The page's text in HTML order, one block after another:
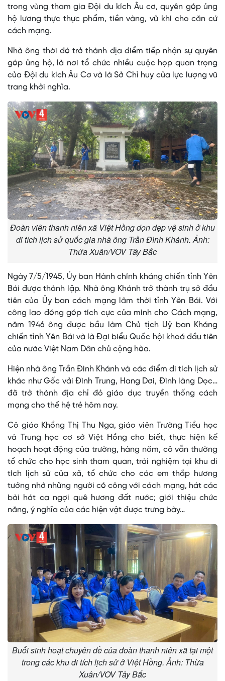
trong vùng tham gia Đội du kích Âu cơ, quyên góp ủng
hộ lương thực thực phẩm, tiền vàng, vũ khí cho căn cứ
cách mạng.
Nhà ông thời đó trở thành địa điểm tiếp nhận sự quyên
góp ủng hộ, là nơi tổ chức nhiều cuộc họp quan trọng
của Đội du kích Âu Cơ và là Sở Chỉ huy của lực lượng vũ
trang khởi nghĩa.
Đoàn viên thanh niên xã Việt Hồng dọn dẹp vệ sinh ở khu
di tích lịch sử quốc gia nhà ông Trần Đình Khánh. Ảnh:
Thừa Xuân/VOV Tây Bắc
Ngày 7/5/1945, Ủy ban Hành chính kháng chiến tỉnh Yên
Bái được thành lập. Nhà ông Khánh trở thành trụ sở đầu
tiên của Ủy ban cách mạng lâm thời tỉnh Yên Bái. Với
công lao đóng góp tích cực của mình cho Cách mạng,
năm 1946 ông được bầu làm Chủ tịch Uỷ ban Kháng
chiến tỉnh Yên Bái và là Đại biểu Quốc hội khoá đầu tiên
của nước Việt Nam Dân chủ cộng hòa.
Hiện nhà ông Trần Đình Khánh và các điểm di tích lịch sử
khác như Gốc vải Đình Trung, Hang Dơi, Đình làng Dọc…
đã trở thành địa chỉ đỏ giáo dục truyền thống cách
mạng cho thế hệ trẻ hôm nay.
Cô giáo Khổng Thị Thu Nga, giáo viên Trường Tiểu học
và Trung học cơ sở Việt Hồng cho biết, thực hiện kế
hoạch hoạt động của trường, hàng năm, cô vẫn thường
tổ chức cho học sinh tham quan, trải nghiệm tại khu di
tích lịch sử của xã, tổ chức cho các em thắp hương
tưởng nhớ những người có công với cách mạng, hát các
bài hát ca ngợi quê hương đất nước; giới thiệu chức
năng, ý nghĩa của các hiện vật được trưng bày…
Buổi sinh hoạt chuyên đề của đoàn thanh niên xã tại một
trong các khu di tích lịch sử ở Việt Hồng. Ảnh: Thừa
Xuân/VOV Tây Bắc